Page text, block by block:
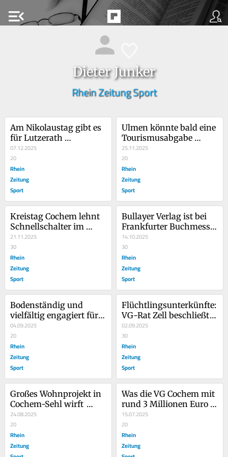
menu_open
Dieter Junker
Rhein Zeitung Sport
Am Nikolaustag gibt es
für Lutzerath
Geschenke
07.12.2025
20
Rhein
Zeitung
Sport
Ulmen könnte bald eine
Tourismusabgabe
einführen
25.11.2025
20
Rhein
Zeitung
Sport
Kreistag Cochem lehnt
Schnellschalter im
Bürgerbüro ab
21.11.2025
30
Rhein
Zeitung
Sport
Bullayer Verlag ist bei
Frankfurter Buchmesse
mit dabei
14.10.2025
30
Rhein
Zeitung
Sport
Bodenständig und
vielfältig engagiert für
die Region
04.09.2025
20
Rhein
Zeitung
Sport
Flüchtlingsunterkünfte:
VG-Rat Zell beschließt
Satzung
02.09.2025
30
Rhein
Zeitung
Sport
Großes Wohnprojekt in
Cochem-Sehl wirft
Fragen auf
24.08.2025
20
Rhein
Zeitung
Was die VG Cochem mit
rund 3 Millionen Euro
vorhat
15.07.2025
20
Rhein
Zeitung